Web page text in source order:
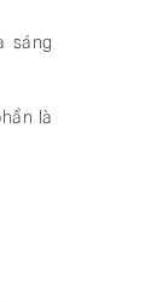
sáng
là